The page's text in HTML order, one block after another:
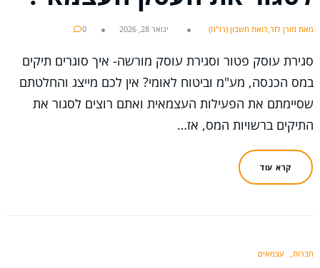
מאת מורן לזר,רואת חשבון (רו"ח) ינואר 28, 2026 0
סגירת עוסק פטור וסגירת עוסק מורשה- איך סוגרים תיקים
במס הכנסה, מע"מ וביטוח לאומי? אין לכם מייצג והחלטתם
שסיימתם את הפעילות העצמאית ואתם רוצים לסגור את
התיקים ברשויות המס, אז…
קרא עוד
חברות עצמאים